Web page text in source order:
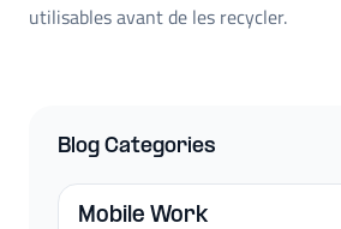
utilisables avant de les recycler.
Blog Categories
Mobile Work